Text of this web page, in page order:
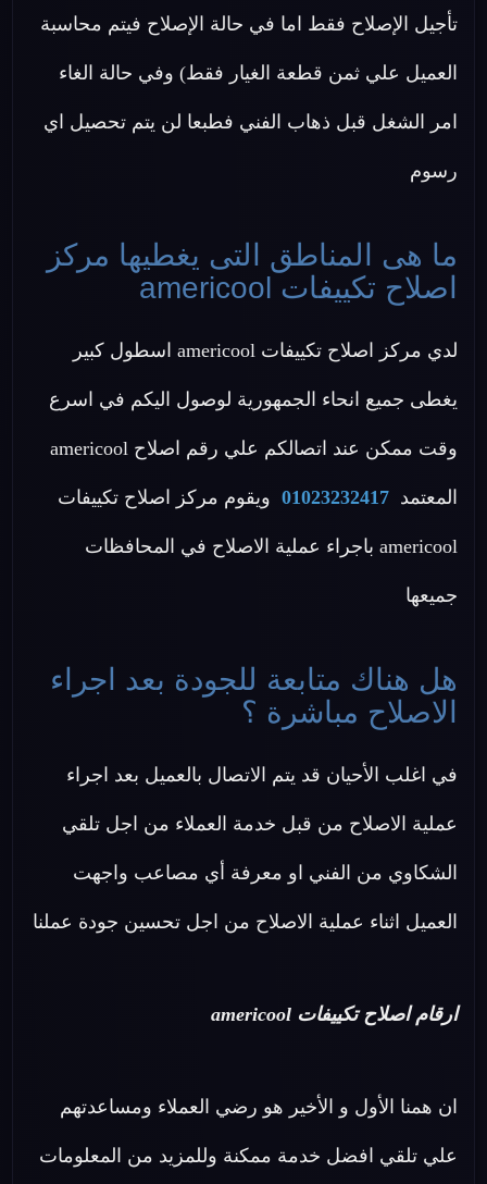
تأجيل الإصلاح فقط اما في حالة الإصلاح فيتم محاسبة
العميل علي ثمن قطعة الغيار فقط) وفي حالة الغاء
امر الشغل قبل ذهاب الفني فطبعا لن يتم تحصيل اي
رسوم
ما هى المناطق التى يغطيها مركز
اصلاح تكييفات americool
لدي مركز اصلاح تكييفات americool اسطول كبير
يغطى جميع انحاء الجمهورية لوصول اليكم في اسرع
وقت ممكن عند اتصالكم علي رقم اصلاح americool
المعتمد 01023232417 ويقوم مركز اصلاح تكييفات
americool باجراء عملية الاصلاح في المحافظات
جميعها
هل هناك متابعة للجودة بعد اجراء
الاصلاح مباشرة ؟
في اغلب الأحيان قد يتم الاتصال بالعميل بعد اجراء
عملية الاصلاح من قبل خدمة العملاء من اجل تلقي
الشكاوي من الفني او معرفة أي مصاعب واجهت
العميل اثناء عملية الاصلاح من اجل تحسين جودة عملنا
ارقام اصلاح تكييفات americool
ان همنا الأول و الأخير هو رضي العملاء ومساعدتهم
علي تلقي افضل خدمة ممكنة وللمزيد من المعلومات